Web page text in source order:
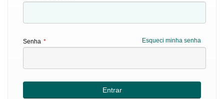
Esqueci minha senha
Senha *